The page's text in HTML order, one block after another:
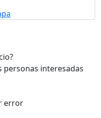
interesadas
error